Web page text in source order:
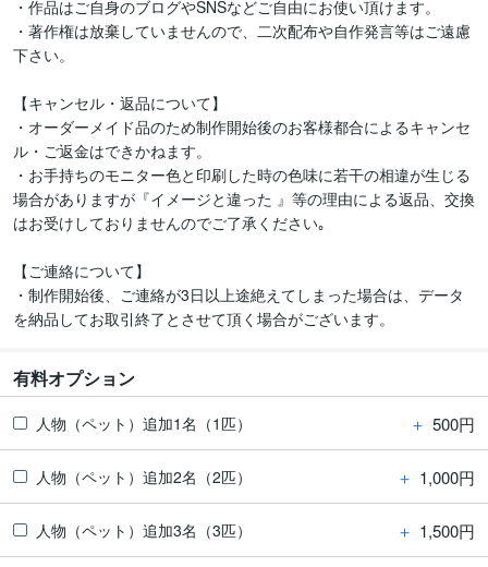
・作品はご自身のブログやSNSなどご自由にお使い頂けます。
・著作権は放棄していませんので、二次配布や自作発言等はご遠慮
下さい。
【キャンセル・返品について】
・オーダーメイド品のため制作開始後のお客様都合によるキャンセ
ル・ご返金はできかねます。
・お手持ちのモニター色と印刷した時の色味に若干の相違が生じる
場合がありますが『イメージと違った 』等の理由による返品、交換
はお受けしておりませんのでご了承ください｡
【ご連絡について】
・制作開始後、ご連絡が3日以上途絶えてしまった場合は、データ
を納品してお取引終了とさせて頂く場合がございます。
有料オプション
人物（ペット）追加1名（1匹） ＋ 500円
人物（ペット）追加2名（2匹） ＋ 1,000円
人物（ペット）追加3名（3匹） ＋ 1,500円